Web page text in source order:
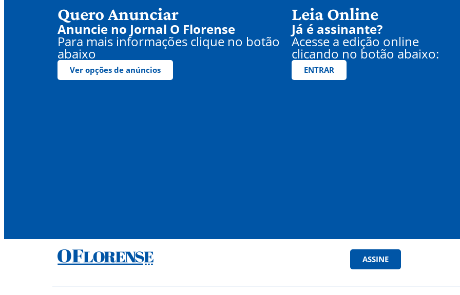
Quero Anunciar
Anuncie no Jornal O Florense
Para mais informações clique no botão
abaixo
Ver opções de anúncios
Leia Online
Já é assinante?
Acesse a edição online
clicando no botão abaixo:
ENTRAR
ASSINE